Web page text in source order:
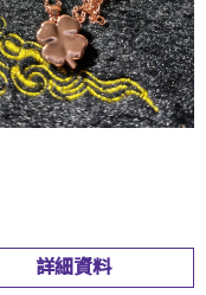
詳細資料